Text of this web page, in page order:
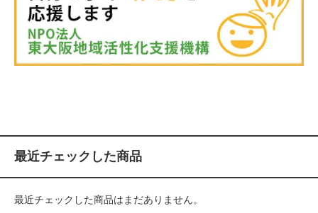
最近チェックした商品
最近チェックした商品はまだありません。